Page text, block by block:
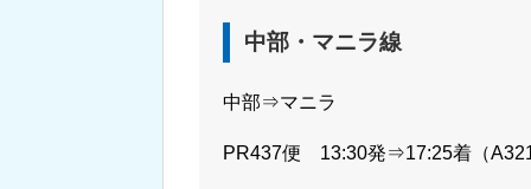
中部・マニラ線
中部⇒マニラ
PR437便 13:30発⇒17:25着（A321